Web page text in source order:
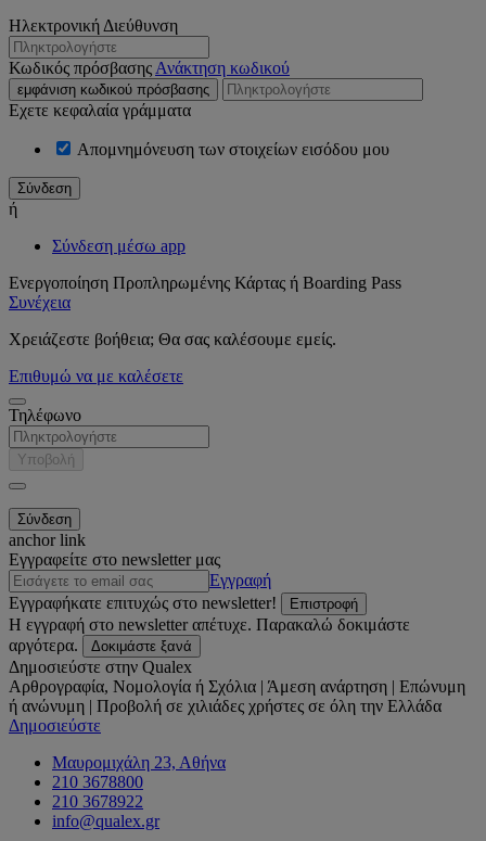
Ηλεκτρονική Διεύθυνση
Κωδικός πρόσβασης Ανάκτηση κωδικού
εμφάνιση κωδικού πρόσβασης
Εχετε κεφαλαία γράμματα
Απομνημόνευση των στοιχείων εισόδου μου
ή
Σύνδεση μέσω app
Ενεργοποίηση Προπληρωμένης Κάρτας ή Boarding Pass
Συνέχεια
Χρειάζεστε βοήθεια; Θα σας καλέσουμε εμείς.
Επιθυμώ να με καλέσετε
Τηλέφωνο
Υποβολή
anchor link
Εγγραφείτε στο newsletter μας
Εγγραφή
Εγγραφήκατε επιτυχώς στο newsletter!
Επιστροφή
Η εγγραφή στο newsletter απέτυχε. Παρακαλώ δοκιμάστε
αργότερα.
Δοκιμάστε ξανά
Δημοσιεύστε στην Qualex
Αρθρογραφία, Νομολογία ή Σχόλια | Άμεση ανάρτηση | Επώνυμη
ή ανώνυμη | Προβολή σε χιλιάδες χρήστες σε όλη την Ελλάδα
Δημοσιεύστε
Μαυρομιχάλη 23, Αθήνα
210 3678800
210 3678922
info@qualex.gr